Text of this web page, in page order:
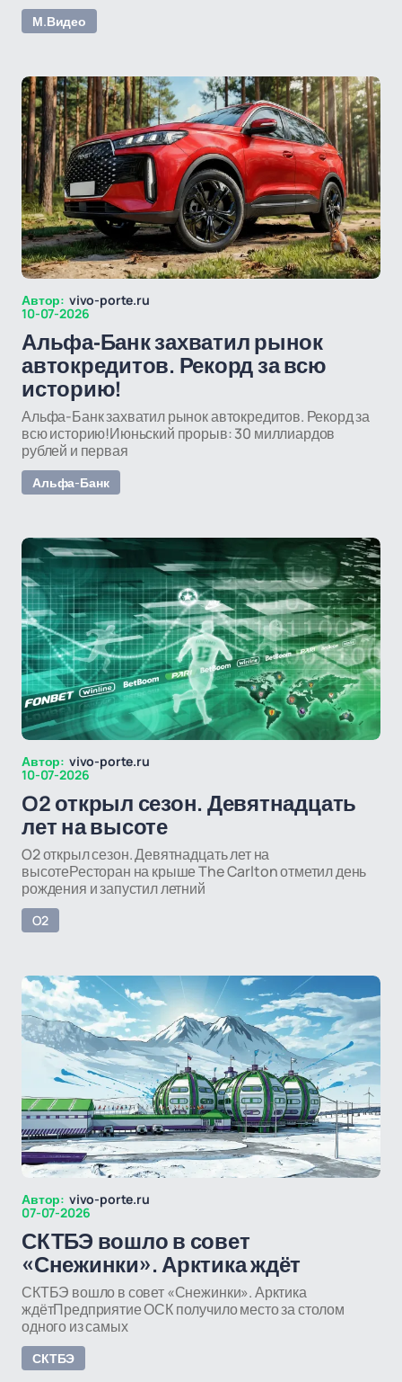
М.Видео
Автор: vivo-porte.ru
10-07-2026
Альфа-Банк захватил рынок
автокредитов. Рекорд за всю
историю!
Альфа-Банк захватил рынок автокредитов. Рекорд за
всю историю!Июньский прорыв: 30 миллиардов
рублей и первая
Альфа-Банк
Автор: vivo-porte.ru
10-07-2026
O2 открыл сезон. Девятнадцать
лет на высоте
O2 открыл сезон. Девятнадцать лет на
высотеРесторан на крыше The Carlton отметил день
рождения и запустил летний
O2
Автор: vivo-porte.ru
07-07-2026
СКТБЭ вошло в совет
«Снежинки». Арктика ждёт
СКТБЭ вошло в совет «Снежинки». Арктика
ждётПредприятие ОСК получило место за столом
одного из самых
СКТБЭ